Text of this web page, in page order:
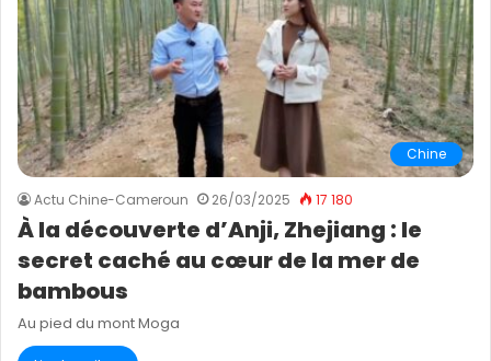
Chine
Actu Chine-Cameroun 26/03/2025 17 180
À la découverte d’Anji, Zhejiang : le
secret caché au cœur de la mer de
bambous
Au pied du mont Moga